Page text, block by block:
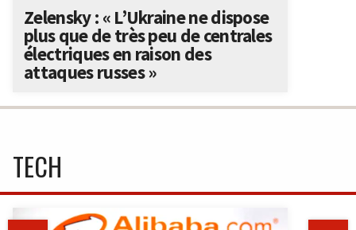
Zelensky : « L’Ukraine ne dispose
plus que de très peu de centrales
électriques en raison des
attaques russes »
TECH